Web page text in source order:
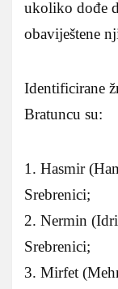
ukoliko dođe
obaviještene
Identificirane
Bratuncu su:
1. Hasmir
Srebrenici;
2. Nermin
Srebrenici;
3. Mirfet